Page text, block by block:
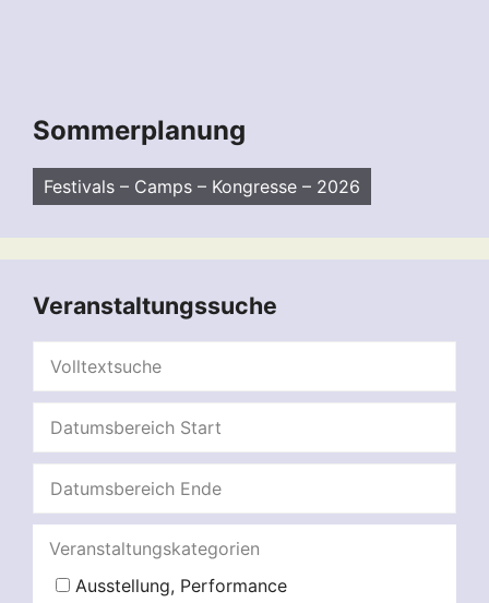
Sommerplanung
Festivals – Camps – Kongresse – 2026
Veranstaltungssuche
Veranstaltungskategorien
Ausstellung, Performance